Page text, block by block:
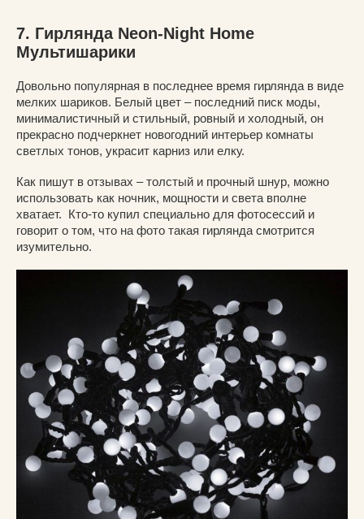
7. Гирлянда Neon-Night Home
Мультишарики
Довольно популярная в последнее время гирлянда в виде
мелких шариков. Белый цвет – последний писк моды,
минималистичный и стильный, ровный и холодный, он
прекрасно подчеркнет новогодний интерьер комнаты
светлых тонов, украсит карниз или елку.
Как пишут в отзывах – толстый и прочный шнур, можно
использовать как ночник, мощности и света вполне
хватает. Кто-то купил специально для фотосессий и
говорит о том, что на фото такая гирлянда смотрится
изумительно.